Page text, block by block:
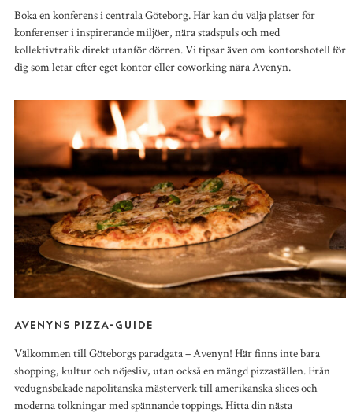
Boka en konferens i centrala Göteborg. Här kan du välja platser för
konferenser i inspirerande miljöer, nära stadspuls och med
kollektivtrafik direkt utanför dörren. Vi tipsar även om kontorshotell för
dig som letar efter eget kontor eller coworking nära Avenyn.
AVENYNS PIZZA-GUIDE
Välkommen till Göteborgs paradgata – Avenyn! Här finns inte bara
shopping, kultur och nöjesliv, utan också en mängd pizzaställen. Från
vedugnsbakade napolitanska mästerverk till amerikanska slices och
moderna tolkningar med spännande toppings. Hitta din nästa